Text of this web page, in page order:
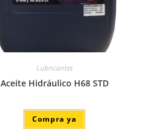
Lubricantes
Aceite Hidráulico H68 STD
Compra ya